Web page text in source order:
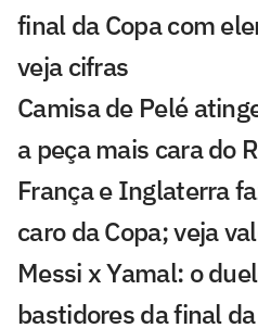
final da Copa com
veja cifras
Camisa de Pelé
a peça mais cara do
França e Inglaterra
caro da Copa; veja
Messi x Yamal: o
bastidores da final